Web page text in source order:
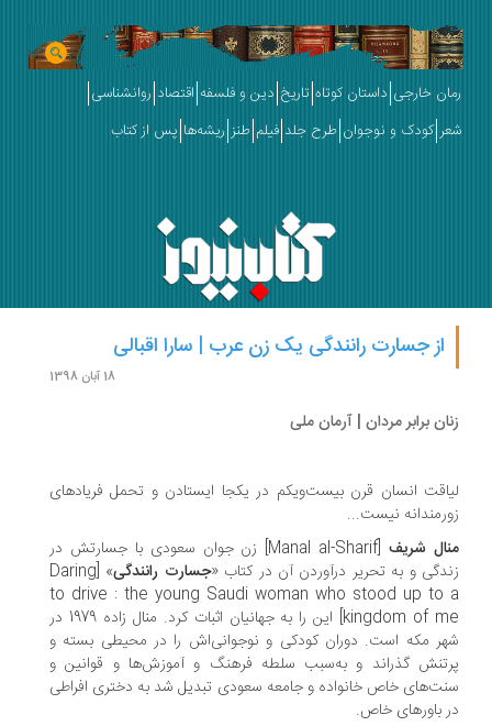
خارجی داستان کوتاه تاریخ دین و فلسفه اقتصاد روانشناسی
کودک و نوجوان طرح جلد فیلم طنز ریشه‌ها پس از کتاب
از جسارت رانندگی یک زن عرب | سارا اقبالی
برابر مردان | آرمان ملی
انسان قرن بیست‌ویکم در یکجا ایستادن و تحمل فریادهای
نیست...
شریف
[Manal al-Sharif] زن جوان سعودی با جسارتش در
و به تحریر درآوردن آن در کتاب «جسارت رانندگی
» [Daring
to drive : the young Saudi woman who stood up to
kingdom of me] این را به جهانیان اثبات کرد. منال زاده 1979 در
مکه است. دوران کودکی و نوجوانی‌اش را در محیطی بسته و
گذراند و به‌سبب سلطه‌ فرهنگ و آموزش‌ها و قوانین و
خاص خانواده و جامعه سعودی تبدیل شد به دختری افراطی
باورهای خاص.